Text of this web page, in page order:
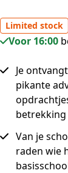
Limited stock
Voor 16:00
Je
pikante
Van je
raden wie